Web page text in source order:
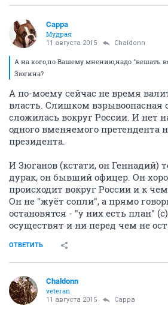
Сарра
Мудрая
11 августа 2015 Chaldonn
А на кого,по Вашему мнению,надо "вешать
Зюгина?
А по-моему сейчас не время
власть. Слишком взрывоопасная
сложилась вокруг России. И нет
одного вменяемого претендента
президента.
И Зюганов (кстати, он Геннадий)
дурак, он бывший офицер. Он
происходит вокруг России и к
Он не "жуёт сопли", а прямо
остановятся - "у них есть план"
осуществят и ни перед чем не
ОТВЕТИТЬ
Chaldonn
veteran
11 августа 2015 Сарра